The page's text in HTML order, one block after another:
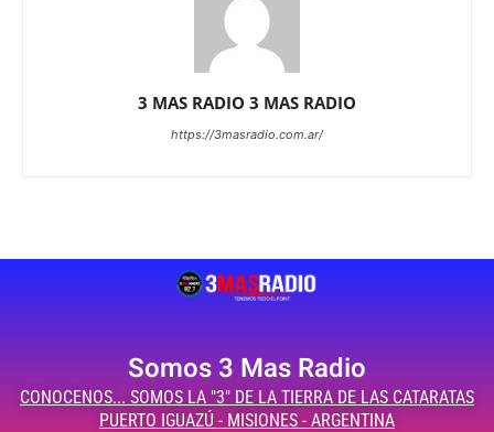
3 MAS RADIO 3 MAS RADIO
https://3masradio.com.ar/
Somos 3 Mas Radio
CONOCENOS... SOMOS LA "3" DE LA TIERRA DE LAS CATARATAS
PUERTO IGUAZÚ - MISIONES - ARGENTINA